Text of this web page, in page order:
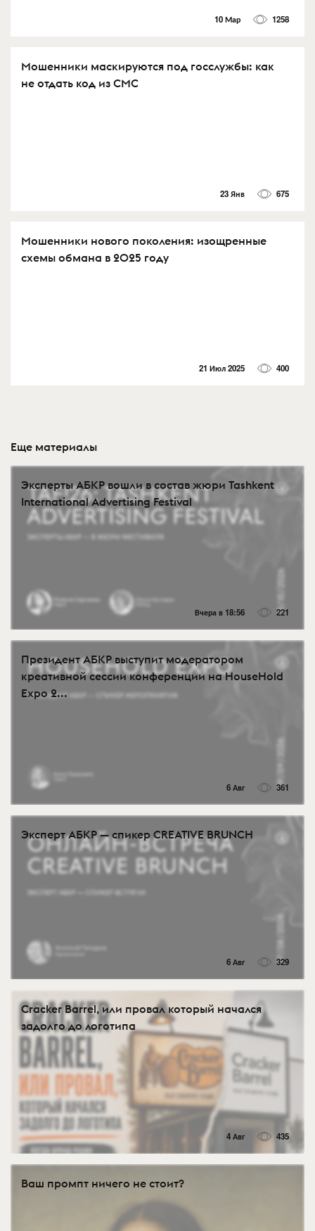
10 Мар 1258
Мошенники маскируются под госслужбы: как
не отдать код из СМС
23 Янв 675
Мошенники нового поколения: изощренные
схемы обмана в 2025 году
21 Июл 2025 400
Еще материалы
Эксперты АБКР вошли в состав жюри Tashkent
International Advertising Festival
Вчера в 18:56 221
Президент АБКР выступит модератором
креативной сессии конференции на HouseHold
Expo 2...
6 Авг 361
Эксперт АБКР — спикер CREATIVE BRUNCH
6 Авг 329
Cracker Barrel, или провал который начался
задолго до логотипа
4 Авг 435
Ваш промпт ничего не стоит?